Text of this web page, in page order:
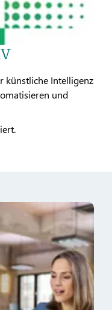
künstliche Intelligenz
und